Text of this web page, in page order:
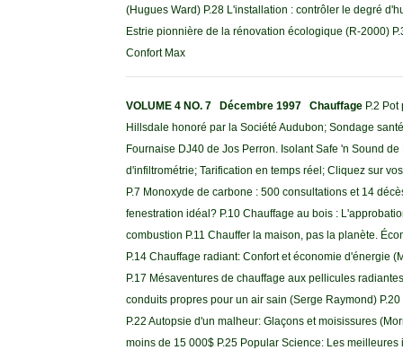
(Hugues Ward) P.28 L'installation : contrôler le degré
Estrie pionnière de la rénovation écologique (R-2000)
Confort Max
VOLUME 4 NO. 7 Décembre 1997 Chauffage P.2
Hillsdale honoré par la Société Audubon; Sondage
Fournaise DJ40 de Jos Perron. Isolant Safe 'n Sound
d'infiltrométrie; Tarification en temps réel; Cliquez sur
P.7 Monoxyde de carbone : 500 consultations et 14
fenestration idéal? P.10 Chauffage au bois :
combustion P.11 Chauffer la maison, pas la planète.
P.14 Chauffage radiant: Confort et économie d'énergie
P.17 Mésaventures de chauffage aux pellicules
conduits propres pour un air sain (Serge Raymond)
P.22 Autopsie d'un malheur: Glaçons et moisissures
moins de 15 000$ P.25 Popular Science: Les